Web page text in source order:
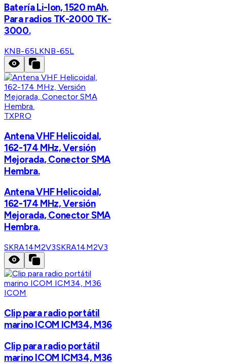
Batería Li-Ion, 1520 mAh.
Para radios TK-2000 TK-
3000.
KNB-65LKNB-65L
TXPRO
Antena VHF Helicoidal,
162-174 MHz, Versión
Mejorada, Conector SMA
Hembra.
Antena VHF Helicoidal,
162-174 MHz, Versión
Mejorada, Conector SMA
Hembra.
SKRA14M2V3SKRA14M2V3
ICOM
Clip para radio portátil
marino ICOM ICM34, M36
Clip para radio portátil
marino ICOM ICM34, M36